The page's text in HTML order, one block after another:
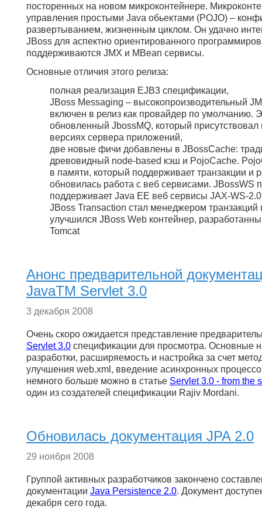
посторенных на новом микроконтейнере.
управления простыми Java обьектами (POJO) –
развертыванием, жизненным циклом. Он удачно
JBoss для аспектно ориентированного
поддерживаются JMX и MBean сервисы.
Основные отличия этого релиза:
полная реализация EJB3 спецификации,
JBoss Messaging – высокопроизводительный
включен в релиз как провайдер по умолчанию.
обновленный JbossMQ, который
версиях сервера приложений,
две новые фичи добавлены в JBossCache:
древовидный node-based кэш и PojoCache.
в памяти, который поддерживает транзакции и
обновилась работа с веб сервисами. JBossWS
поддерживает Java EE веб сервисы JAX-WS-
JBoss Transaction стал менеджером
улучшился JBoss Web контейнер,
Tomcat
Анонс предварительной
JavaTM Servlet 3.0
3 декабря 2008
Очень скоро ожидается представление
Servlet 3.0 спецификации для просмотра. Основные
разработки, расширяемость и настройка за счет
улучшения web.xml, введение асинхронных
немного больше можно в статье Servlet 3.0 - from the
один из создателей спецификации Rajiv Mordani.
Обновилась документация JPA 2.0
29 ноября 2008
Группой активных разработчиков закончено
документации Java Persistence 2.0. Документ
декабря сего года.